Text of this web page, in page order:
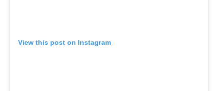
View this post on Instagram